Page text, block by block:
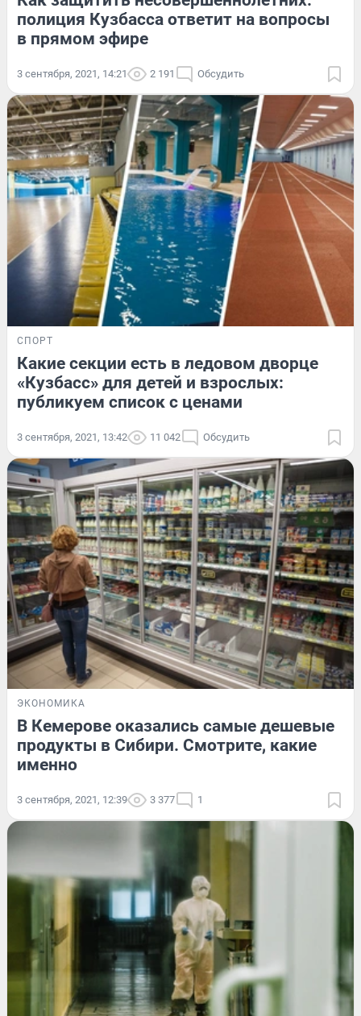
полиция Кузбасса ответит на вопросы
в прямом эфире
3 сентября, 2021, 14:21 2 191 Обсудить
СПОРТ
Какие секции есть в ледовом дворце
«Кузбасс» для детей и взрослых:
публикуем список с ценами
3 сентября, 2021, 13:42 11 042 Обсудить
ЭКОНОМИКА
В Кемерове оказались самые дешевые
продукты в Сибири. Смотрите, какие
именно
3 сентября, 2021, 12:39 3 377 1